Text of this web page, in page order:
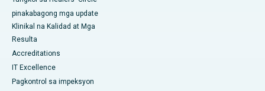
pinakabagong mga update
Klinikal na Kalidad at Mga
Resulta
Accreditations
IT Excellence
Pagkontrol sa impeksyon